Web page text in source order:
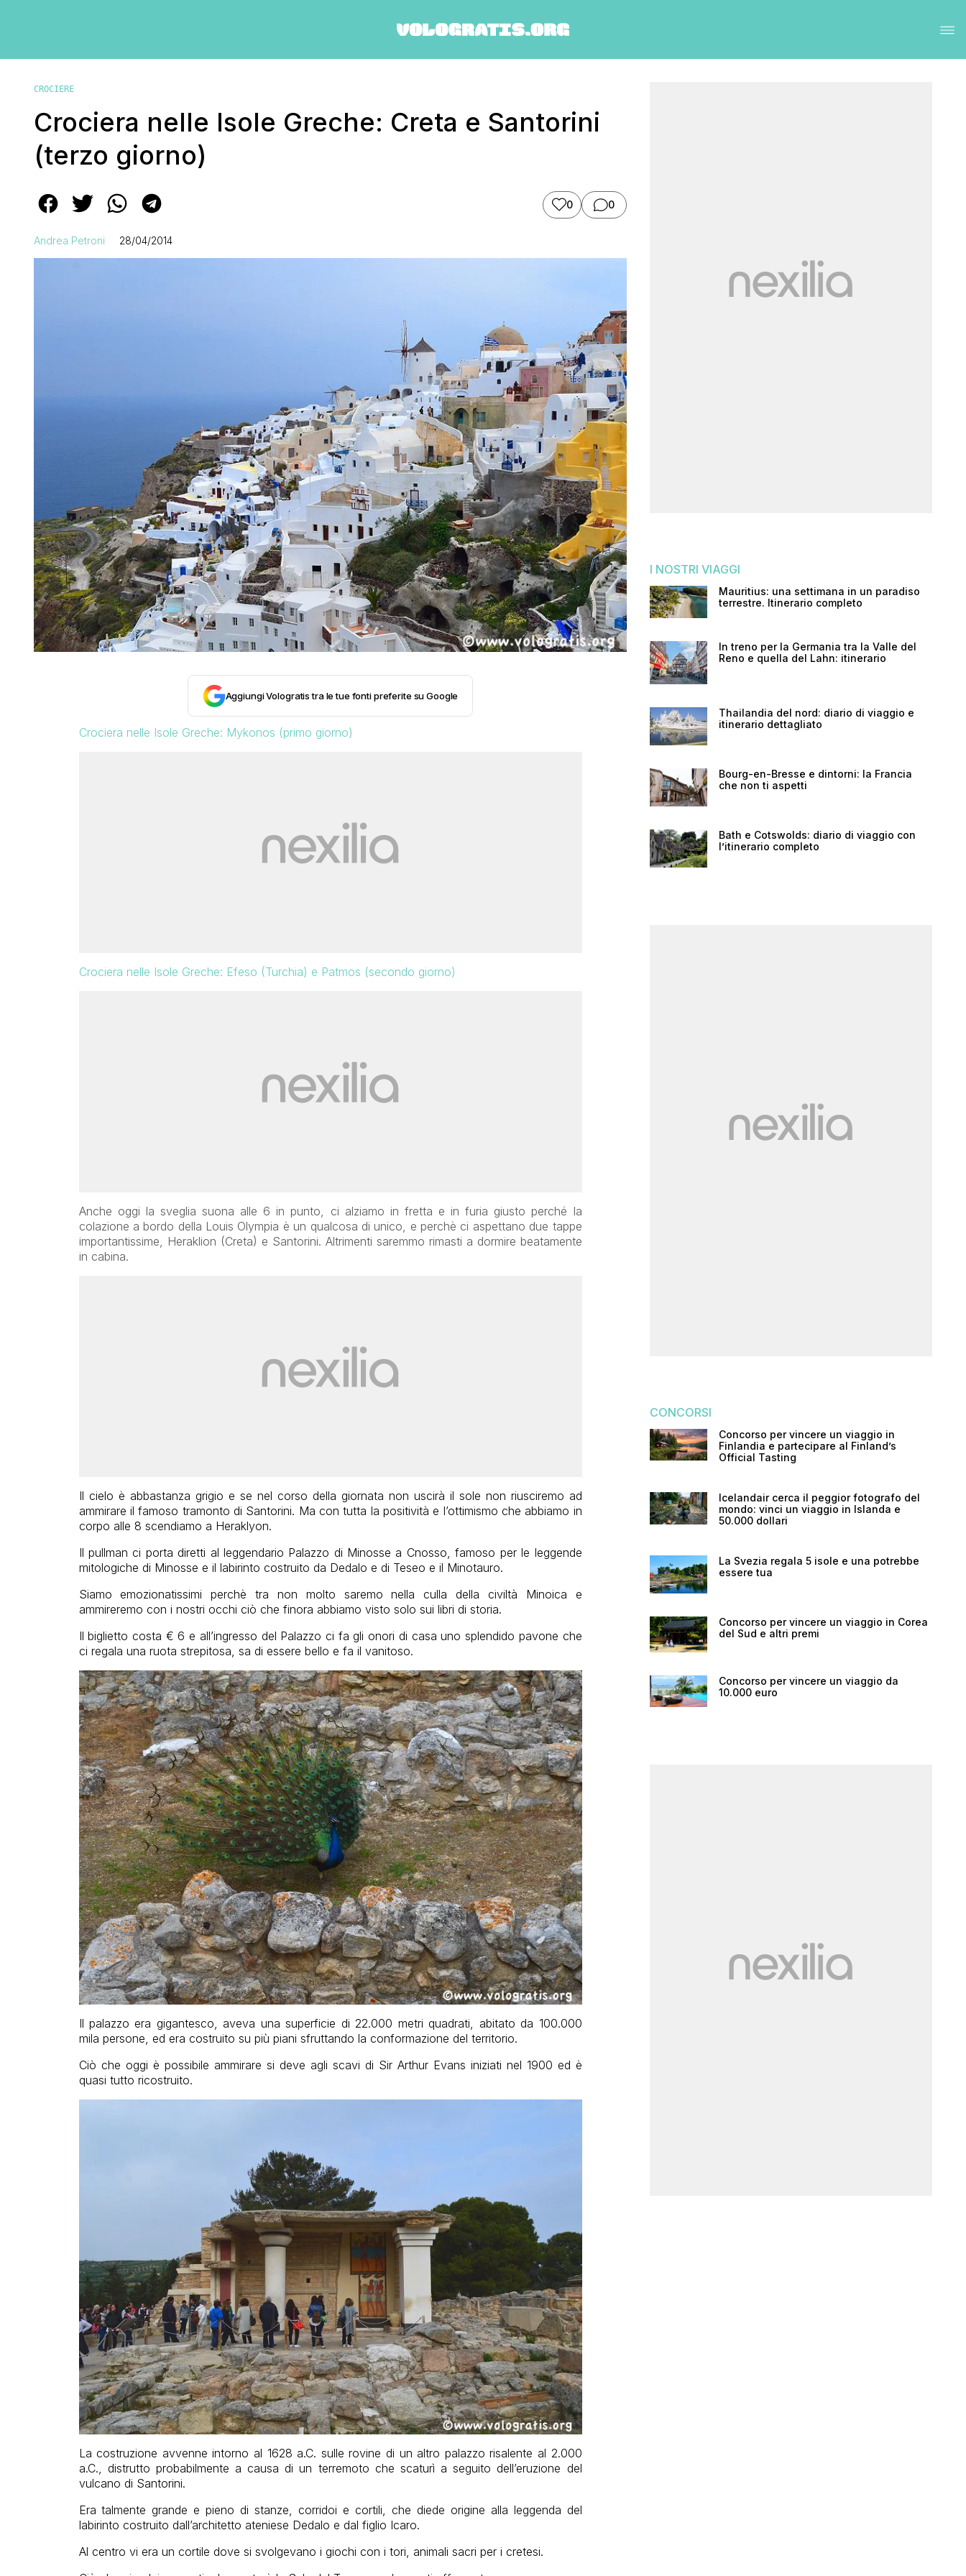
CROCIERE
Crociera nelle Isole Greche: Creta e Santorini
(terzo giorno)
0 0
Andrea Petroni 28/04/2014
Aggiungi Vologratis tra le tue fonti preferite su Google
Crociera nelle Isole Greche: Mykonos (primo giorno)
Crociera nelle Isole Greche: Efeso (Turchia) e Patmos (secondo giorno)
Anche oggi la sveglia suona alle 6 in punto, ci alziamo in fretta e in furia giusto perché la
colazione a bordo della Louis Olympia è un qualcosa di unico, e perchè ci aspettano due tappe
importantissime, Heraklion (Creta) e Santorini. Altrimenti saremmo rimasti a dormire beatamente
in cabina.
Il cielo è abbastanza grigio e se nel corso della giornata non uscirà il sole non riusciremo ad
ammirare il famoso tramonto di Santorini. Ma con tutta la positività e l’ottimismo che abbiamo in
corpo alle 8 scendiamo a Heraklyon.
Il pullman ci porta diretti al leggendario Palazzo di Minosse a Cnosso, famoso per le leggende
mitologiche di Minosse e il labirinto costruito da Dedalo e di Teseo e il Minotauro.
Siamo emozionatissimi perchè tra non molto saremo nella culla della civiltà Minoica e
ammireremo con i nostri occhi ciò che finora abbiamo visto solo sui libri di storia.
Il biglietto costa € 6 e all’ingresso del Palazzo ci fa gli onori di casa uno splendido pavone che
ci regala una ruota strepitosa, sa di essere bello e fa il vanitoso.
Il palazzo era gigantesco, aveva una superficie di 22.000 metri quadrati, abitato da 100.000
mila persone, ed era costruito su più piani sfruttando la conformazione del territorio.
Ciò che oggi è possibile ammirare si deve agli scavi di Sir Arthur Evans iniziati nel 1900 ed è
quasi tutto ricostruito.
La costruzione avvenne intorno al 1628 a.C. sulle rovine di un altro palazzo risalente al 2.000
a.C., distrutto probabilmente a causa di un terremoto che scaturì a seguito dell’eruzione del
vulcano di Santorini.
Era talmente grande e pieno di stanze, corridoi e cortili, che diede origine alla leggenda del
labirinto costruito dall’architetto ateniese Dedalo e dal figlio Icaro.
Al centro vi era un cortile dove si svolgevano i giochi con i tori, animali sacri per i cretesi.
I NOSTRI VIAGGI
Mauritius: una settimana in un paradiso
terrestre. Itinerario completo
In treno per la Germania tra la Valle del
Reno e quella del Lahn: itinerario
Thailandia del nord: diario di viaggio e
itinerario dettagliato
Bourg-en-Bresse e dintorni: la Francia
che non ti aspetti
Bath e Cotswolds: diario di viaggio con
l’itinerario completo
CONCORSI
Concorso per vincere un viaggio in
Finlandia e partecipare al Finland’s
Official Tasting
Icelandair cerca il peggior fotografo del
mondo: vinci un viaggio in Islanda e
50.000 dollari
La Svezia regala 5 isole e una potrebbe
essere tua
Concorso per vincere un viaggio in Corea
del Sud e altri premi
Concorso per vincere un viaggio da
10.000 euro